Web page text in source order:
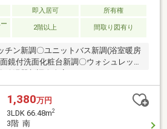
即入居可
所有権
2階以上 間取り図有り
チン新調〇ユニットバス新調(浴室暖房
鏡付洗面化粧台新調〇ウォシュレット
ョンフロア貼替〇和室畳表替・襖貼替
など◆バルコニーより琵琶湖の眺望有
コニーで日当り良好◆近隣商業施設充
1,380万円
3LDK 66.48m2
3階 南